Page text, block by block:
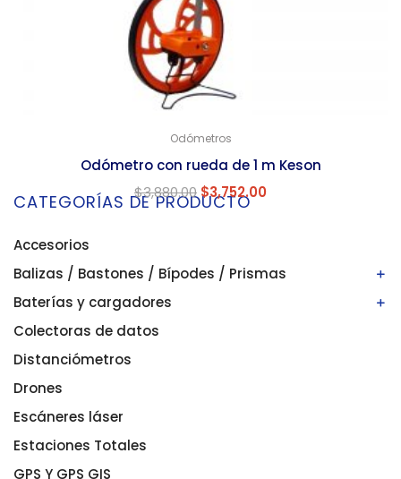
Odómetros
Odómetro con rueda de 1 m Keson
$3,880.00 $3,752.00
CATEGORÍAS DE PRODUCTO
Accesorios
Balizas / Bastones / Bípodes / Prismas
Bastones/balizas
Bípodes
Prismas
Baterías y cargadores
Baterías
Cargadores
Colectoras de datos
Distanciómetros
Drones
Escáneres láser
Estaciones Totales
GPS Y GPS GIS